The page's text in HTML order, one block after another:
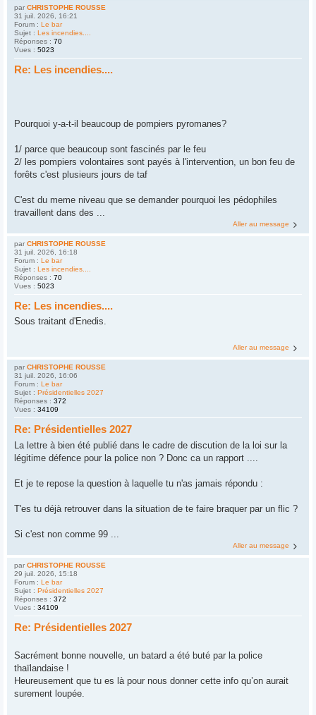
par CHRISTOPHE ROUSSE
31 juil. 2026, 16:21
Forum : Le bar
Sujet : Les incendies....
Réponses : 70
Vues : 5023
Re: Les incendies....
Pourquoi y-a-t-il beaucoup de pompiers pyromanes?
1/ parce que beaucoup sont fascinés par le feu
2/ les pompiers volontaires sont payés à l'intervention, un bon feu de
forêts c'est plusieurs jours de taf
C'est du meme niveau que se demander pourquoi les pédophiles
travaillent dans des ...
Aller au message
par CHRISTOPHE ROUSSE
31 juil. 2026, 16:18
Forum : Le bar
Sujet : Les incendies....
Réponses : 70
Vues : 5023
Re: Les incendies....
Sous traitant d'Enedis.
Aller au message
par CHRISTOPHE ROUSSE
31 juil. 2026, 16:06
Forum : Le bar
Sujet : Présidentielles 2027
Réponses : 372
Vues : 34109
Re: Présidentielles 2027
La lettre à bien été publié dans le cadre de discution de la loi sur la
légitime défence pour la police non ? Donc ca un rapport ....
Et je te repose la question à laquelle tu n'as jamais répondu :
T'es tu déjà retrouver dans la situation de te faire braquer par un flic ?
Si c'est non comme 99 ...
Aller au message
par CHRISTOPHE ROUSSE
29 juil. 2026, 15:18
Forum : Le bar
Sujet : Présidentielles 2027
Réponses : 372
Vues : 34109
Re: Présidentielles 2027
Sacrément bonne nouvelle, un batard a été buté par la police
thaïlandaise !
Heureusement que tu es là pour nous donner cette info qu’on aurait
surement loupée.